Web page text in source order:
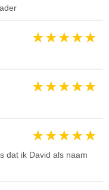
★★★★★
★★★★★
★★★★★
dat ik David als naam